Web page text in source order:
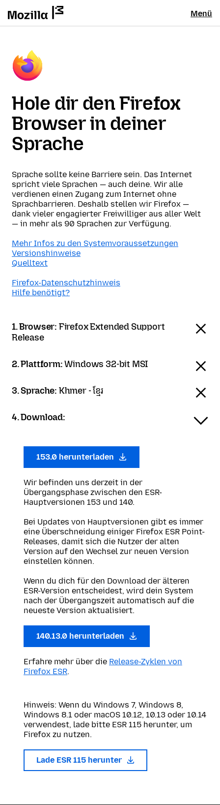
Menü
Hole dir den Firefox
Browser in deiner
Sprache
Sprache sollte keine Barriere sein. Das Internet
spricht viele Sprachen — auch deine. Wir alle
verdienen einen Zugang zum Internet ohne
Sprachbarrieren. Deshalb stellen wir Firefox —
dank vieler engagierter Freiwilliger aus aller Welt
— in mehr als 90 Sprachen zur Verfügung.
Mehr Infos zu den Systemvoraussetzungen
Versionshinweise
Quelltext
Firefox-Datenschutzhinweis
Hilfe benötigt?
1. Browser: Firefox Extended Support
Release
2. Plattform:Windows 32-bit MSI
3. Sprache: Khmer - ខ្មែរ
4. Download:
153.0 herunterladen
Wir befinden uns derzeit in der
Übergangsphase zwischen den ESR-
Hauptversionen 153 und 140.
Bei Updates von Hauptversionen gibt es immer
eine Überschneidung einiger Firefox ESR Point-
Releases, damit sich die Nutzer der alten
Version auf den Wechsel zur neuen Version
einstellen können.
Wenn du dich für den Download der älteren
ESR-Version entscheidest, wird dein System
nach der Übergangszeit automatisch auf die
neueste Version aktualisiert.
140.13.0 herunterladen
Erfahre mehr über die Release-Zyklen von
Firefox ESR.
Hinweis: Wenn du Windows 7, Windows 8,
Windows 8.1 oder macOS 10.12, 10.13 oder 10.14
verwendest, lade bitte ESR 115 herunter, um
Firefox zu nutzen.
Lade ESR 115 herunter